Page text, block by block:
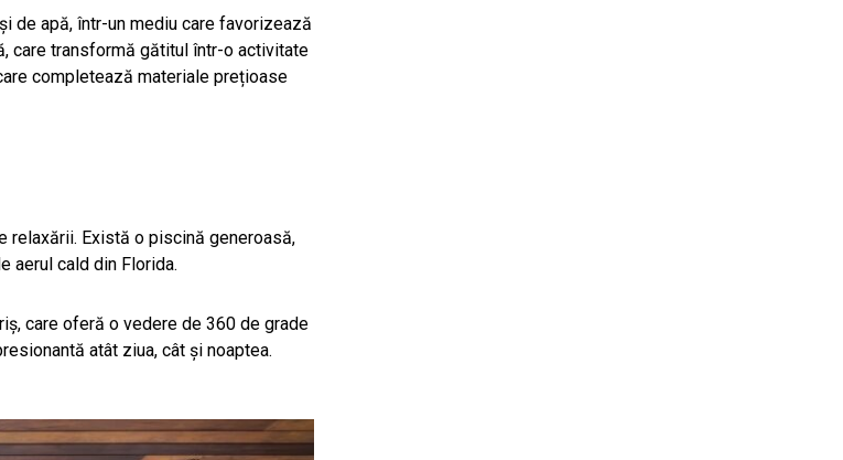
de apă, într-un mediu care favorizează
care transformă gătitul într-o activitate
completează materiale prețioase
relaxării. Există o piscină generoasă,
aerul cald din Florida.
care oferă o vedere de 360 de grade
atât ziua, cât și noaptea.